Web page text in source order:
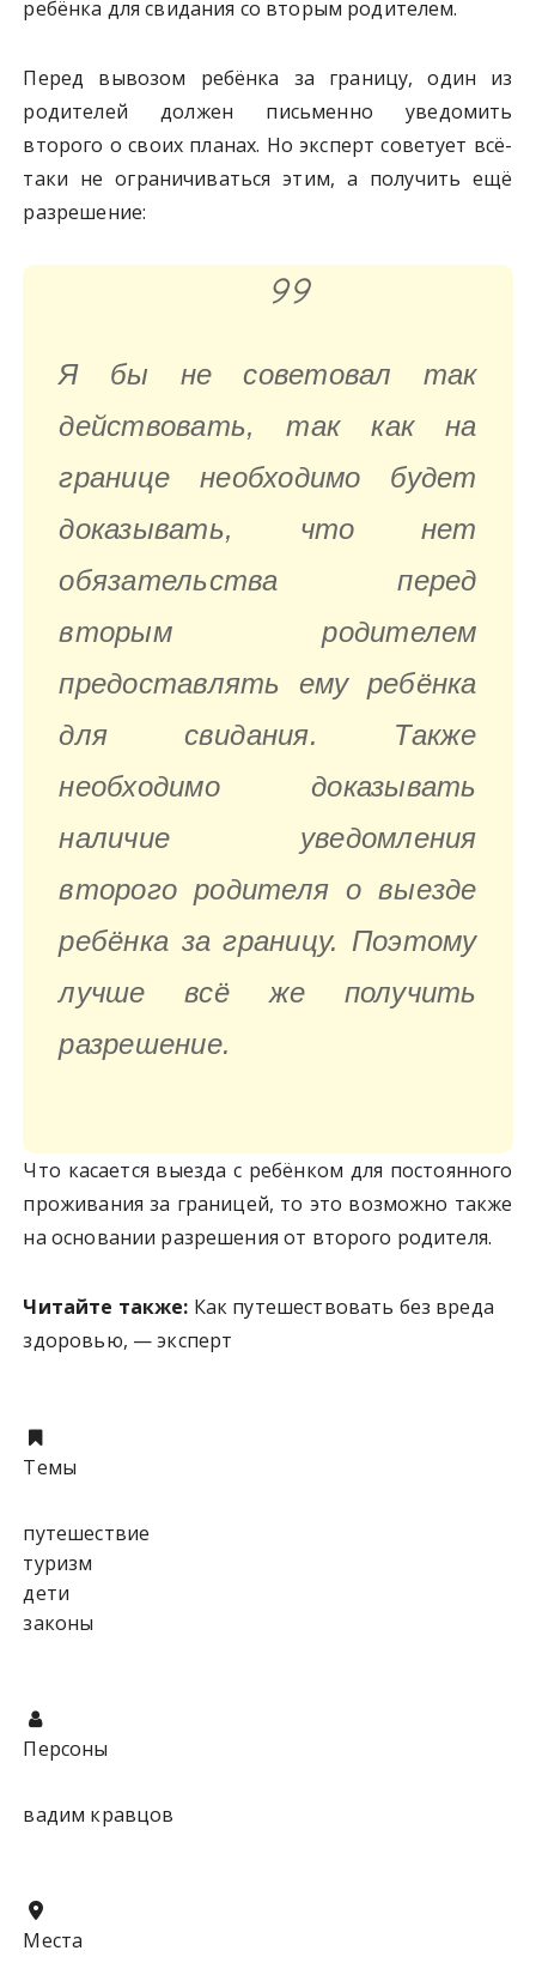
ребёнка для свидания со вторым родителем.
Перед вывозом ребёнка за границу, один из
родителей должен письменно уведомить
второго о своих планах. Но эксперт советует всё-
таки не ограничиваться этим, а получить ещё
разрешение:
Я бы не советовал так
действовать, так как на
границе необходимо будет
доказывать, что нет
обязательства перед
вторым родителем
предоставлять ему ребёнка
для свидания. Также
необходимо доказывать
наличие уведомления
второго родителя о выезде
ребёнка за границу. Поэтому
лучше всё же получить
разрешение.
Что касается выезда с ребёнком для постоянного
проживания за границей, то это возможно также
на основании разрешения от второго родителя.
Читайте также: Как путешествовать без вреда
здоровью, — эксперт
Темы
путешествие
туризм
дети
законы
Персоны
вадим кравцов
Места